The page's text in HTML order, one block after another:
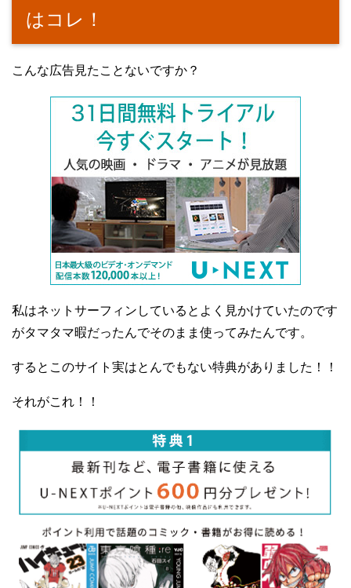
はコレ！
こんな広告見たことないですか？
私はネットサーフィンしているとよく見かけていたのです
がタマタマ暇だったんでそのまま使ってみたんです。
するとこのサイト実はとんでもない特典がありました！！
それがこれ！！